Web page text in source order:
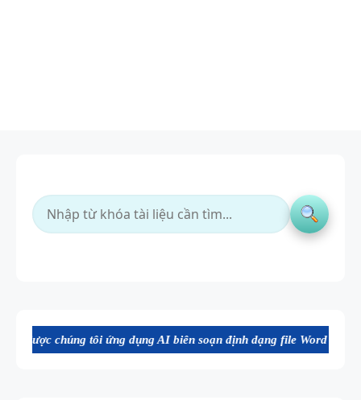
dụng AI biên soạn định dạng file Word chất lượng cao, thuận